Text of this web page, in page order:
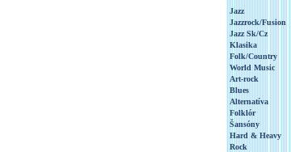
Jazz
Jazzrock/Fusion
Jazz Sk/Cz
Klasika
Folk/Country
World Music
Art-rock
Blues
Alternatíva
Folklór
Šansóny
Hard & Heavy
Rock